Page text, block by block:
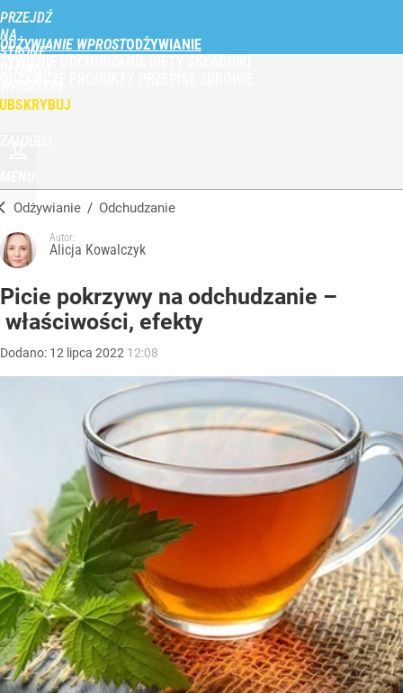
PRZEJDŹ
NA
STRONĘ
ODŻYWIANIE WPROST
Odżywianie / Odchudzanie
Autor:
Alicja Kowalczyk
Picie pokrzywy na odchudzanie –
właściwości, efekty
Dodano: 12 lipca 2022 12:08